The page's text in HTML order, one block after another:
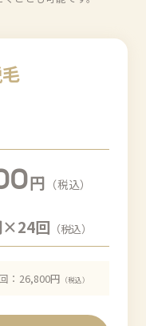
円 （税込）
×24回 （税込）
：26,800円 （税込）